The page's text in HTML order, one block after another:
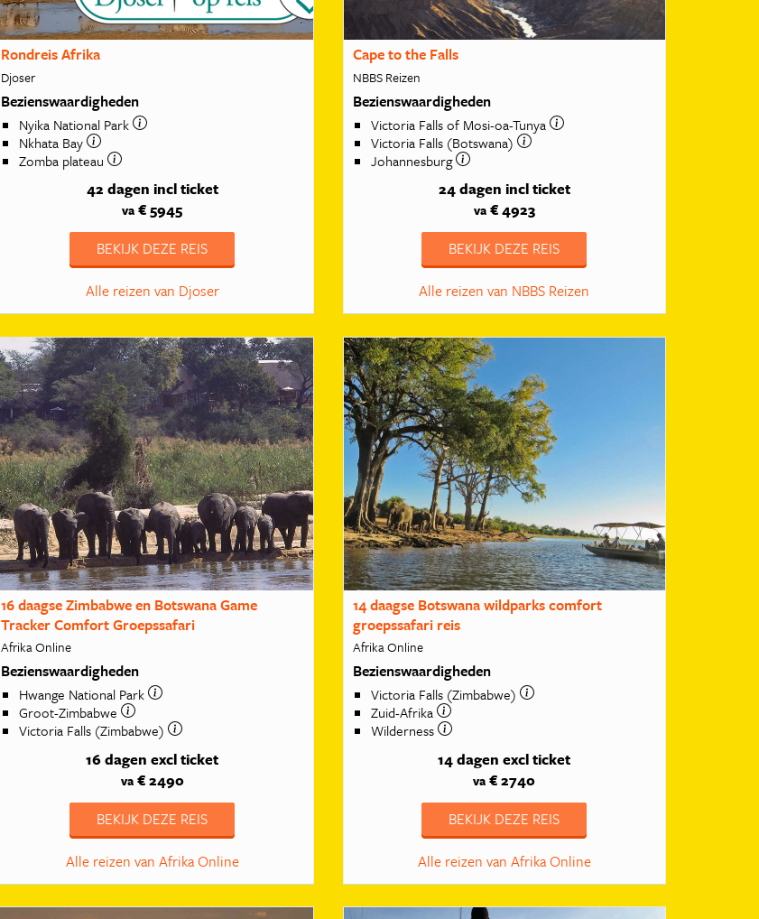
Rondreis Afrika
Djoser
Bezienswaardigheden
Nyika National Park
Nkhata Bay
Zomba plateau
42 dagen incl ticket
va € 5945
BEKIJK DEZE REIS
Alle reizen van Djoser
Cape to the Falls
NBBS Reizen
Bezienswaardigheden
Victoria Falls of Mosi-oa-Tunya
Victoria Falls (Botswana)
Johannesburg
24 dagen incl ticket
va€ 4923
BEKIJK DEZE REIS
Alle reizen van NBBS Reizen
16 daagse Zimbabwe en Botswana Game
Tracker Comfort Groepssafari
Afrika Online
Bezienswaardigheden
Hwange National Park
Groot-Zimbabwe
Victoria Falls (Zimbabwe)
16 dagen excl ticket
va€ 2490
BEKIJK DEZE REIS
Alle reizen van Afrika Online
14 daagse Botswana wildparks comfort
groepssafari reis
Afrika Online
Bezienswaardigheden
Victoria Falls (Zimbabwe)
Zuid-Afrika
Wilderness
14 dagen excl ticket
va € 2740
BEKIJK DEZE REIS
Alle reizen van Afrika Online